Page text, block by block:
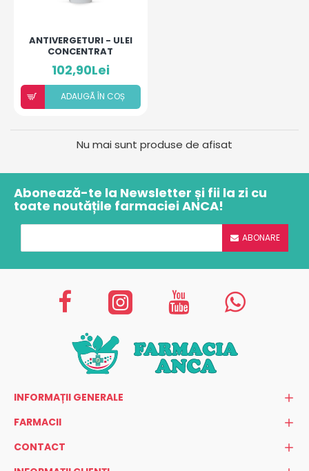
ANTIVERGETURI - ULEI
CONCENTRAT
102,90Lei
ADAUGÃ ÎN COȘ
Nu mai sunt produse de afisat
Abonează-te la Newsletter și fii la zi cu
toate noutățile farmaciei ANCA!
ABONARE
INFORMAȚII GENERALE
FARMACII
CONTACT